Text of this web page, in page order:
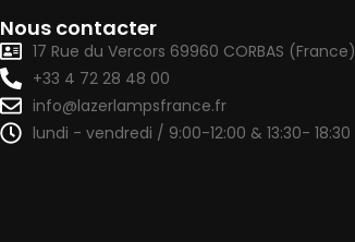
Nous contacter
17 Rue du Vercors 69960 CORBAS (France)
+33 4 72 28 48 00
info@lazerlampsfrance.fr
lundi - vendredi / 9:00-12:00 & 13:30- 18:30